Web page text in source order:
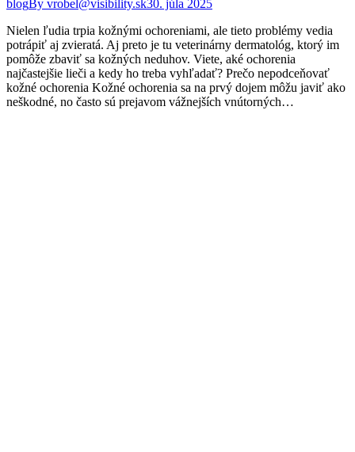
blogBy vrobel@visibility.sk30. júla 2025
Nielen ľudia trpia kožnými ochoreniami, ale tieto problémy vedia
potrápiť aj zvieratá. Aj preto je tu veterinárny dermatológ, ktorý im
pomôže zbaviť sa kožných neduhov. Viete, aké ochorenia
najčastejšie lieči a kedy ho treba vyhľadať? Prečo nepodceňovať
kožné ochorenia Kožné ochorenia sa na prvý dojem môžu javiť ako
neškodné, no často sú prejavom vážnejších vnútorných…